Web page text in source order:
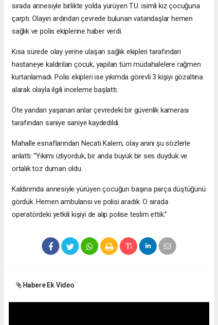
sırada annesiyle birlikte yolda yürüyen T.U. isimli kız çocuğuna
çarptı. Olayın ardından çevrede bulunan vatandaşlar hemen
sağlık ve polis ekiplerine haber verdi.
Kısa sürede olay yerine ulaşan sağlık ekipleri tarafından
hastaneye kaldırılan çocuk, yapılan tüm müdahalelere rağmen
kurtarılamadı. Polis ekipleri ise yıkımda görevli 3 kişiyi gözaltına
alarak olayla ilgili inceleme başlattı.
Öte yandan yaşanan anlar çevredeki bir güvenlik kamerası
tarafından saniye saniye kaydedildi.
Mahalle esnaflarından Necati Kalem, olay anını şu sözlerle
anlattı: “Yıkımı izliyorduk, bir anda büyük bir ses duyduk ve
ortalık toz duman oldu.
Kaldırımda annesiyle yürüyen çocuğun başına parça düştüğünü
gördük. Hemen ambulansı ve polisi aradık. O sırada
operatördeki yetkili kişiyi de alıp polise teslim ettik.”
Habere Ek Video